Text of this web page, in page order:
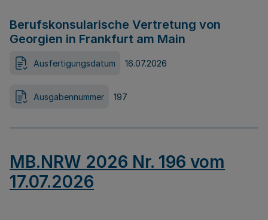
Berufskonsularische Vertretung von
Georgien in Frankfurt am Main
Ausfertigungsdatum 16.07.2026
Ausgabennummer 197
MB.NRW 2026 Nr. 196 vom
17.07.2026